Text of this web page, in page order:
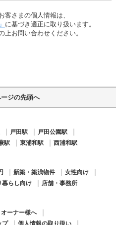
さまの個人情報は、
に基づき適正に取り扱います。
上お問い合わせください。
ジの先頭へ
戸田駅
戸田公園駅
駅 東浦和駅 西浦和駅
新築・築浅物件
女性向け
暮らし向け 店舗・事務所
オーナー様へ
プ
個人情報の取り扱い